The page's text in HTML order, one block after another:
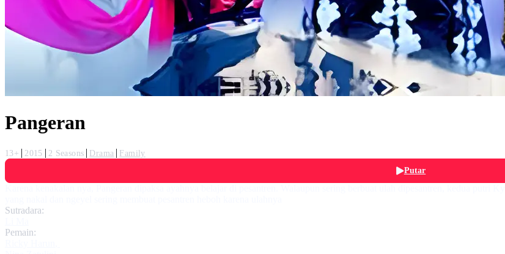
Pangeran
13+ 2015 2 Seasons Drama
Family
Putar
Sutradara:
Pemain: